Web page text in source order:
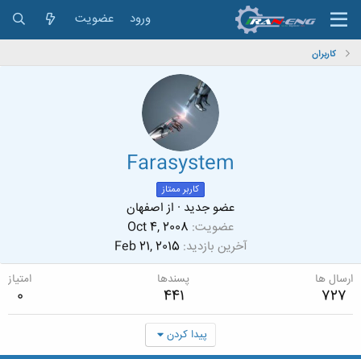
ورود عضویت
کاربران
Farasystem
کاربر ممتاز
عضو جدید · از اصفهان
عضویت Oct 4, 2008
آخرین بازدید Feb 21, 2015
ارسال ها
727
پسندها
441
امتیاز
0
پیدا کردن